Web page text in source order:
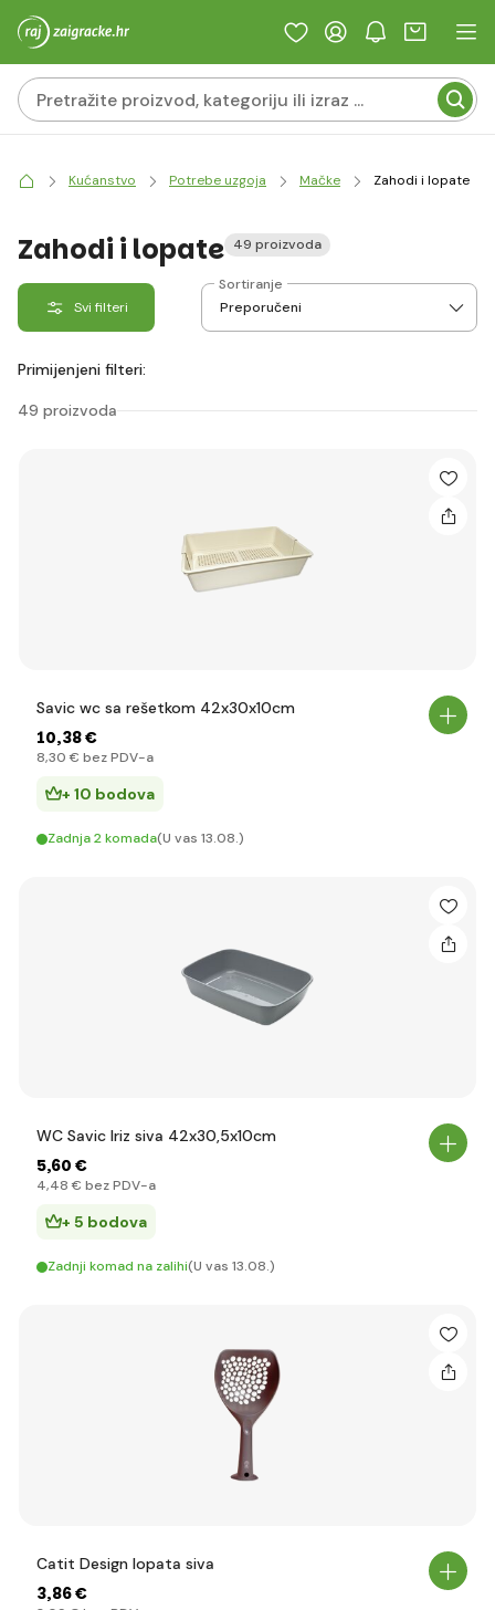
Kućanstvo Potrebe uzgoja Mačke Zahodi i lopate
Zahodi i lopate 49 proizvoda
Svi filteri
Sortiranje
Primijenjeni filteri:
49 proizvoda
Savic wc sa rešetkom 42x30x10cm
10,38 €
8,30 € bez PDV-a
+ 10 bodova
Zadnja 2 komada(U vas 13.08.)
WC Savic Iriz siva 42x30,5x10cm
5,60 €
4,48 € bez PDV-a
+ 5 bodova
Zadnji komad na zalihi(U vas 13.08.)
Catit Design lopata siva
3,86 €